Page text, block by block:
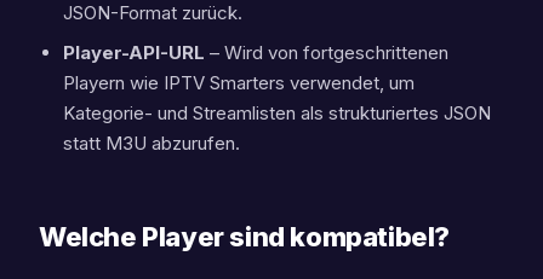
JSON-Format zurück.
Player-API-URL – Wird von fortgeschrittenen
Playern wie IPTV Smarters verwendet, um
Kategorie- und Streamlisten als strukturiertes JSON
statt M3U abzurufen.
Welche Player sind kompatibel?